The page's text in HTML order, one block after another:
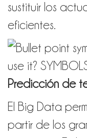
sustituir los
eficientes.
Predicción de
El Big Data
partir de los